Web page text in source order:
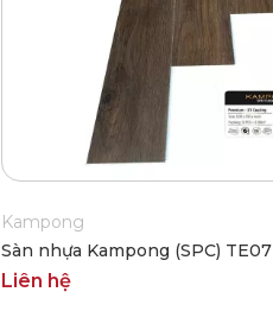
Kampong
Sàn nhựa Kampong (SPC) TE07
Liên hệ